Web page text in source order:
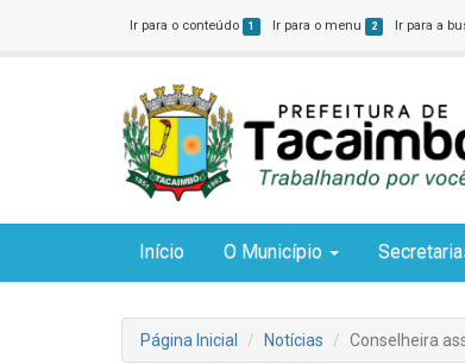
Ir para o conteúdo 1 Ir para o menu 2 Ir para a
Início O Município
Página Inicial Notícias Conselheira